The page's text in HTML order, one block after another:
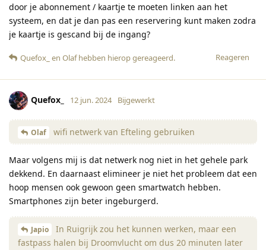
door je abonnement / kaartje te moeten linken aan het
systeem, en dat je dan pas een reservering kunt maken zodra
je kaartje is gescand bij de ingang?
Reageren
Quefox_ en Olafhebben hierop gereageerd.
Quefox_ 12 jun. 2024 Bijgewerkt
Olaf wifi netwerk van Efteling gebruiken
Maar volgens mij is dat netwerk nog niet in het gehele park
dekkend. En daarnaast elimineer je niet het probleem dat een
hoop mensen ook gewoon geen smartwatch hebben.
Smartphones zijn beter ingeburgerd.
Japio
In Ruigrijk zou het kunnen werken, maar een
fastpass halen bij Droomvlucht om dus 20 minuten later